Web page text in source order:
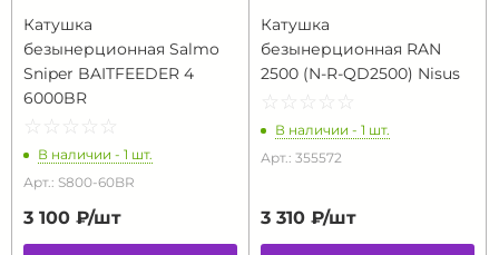
Катушка
безынерционная Salmo
Sniper BAITFEEDER 4
6000BR
☆ ☆ ☆ ☆ ☆
★ ★ ★ ★ ★
В наличии - 1 шт.
Арт.: S800-60BR
3 100 ₽/шт
Катушка
безынерционная RAN
2500 (N-R-QD2500) Nisus
☆ ☆ ☆ ☆ ☆
★ ★ ★ ★ ★
В наличии - 1 шт.
Арт.: 355572
3 310 ₽/шт